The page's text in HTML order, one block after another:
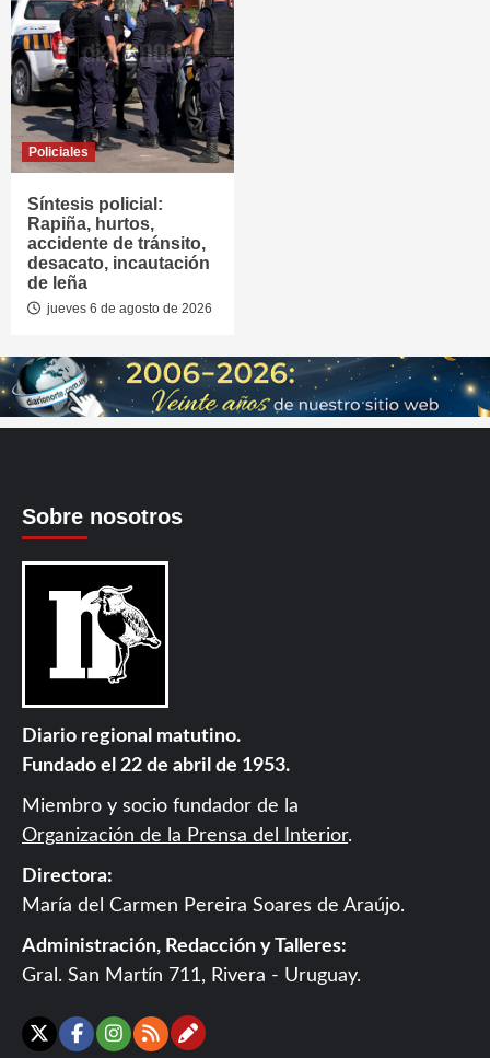
Policiales
Síntesis policial:
Rapiña, hurtos,
accidente de tránsito,
desacato, incautación
de leña
jueves 6 de agosto de 2026
Sobre nosotros
Diario regional matutino.
Fundado el 22 de abril de 1953.
Miembro y socio fundador de la
Organización de la Prensa del Interior.
Directora:
María del Carmen Pereira Soares de Araújo.
Administración, Redacción y Talleres:
Gral. San Martín 711, Rivera - Uruguay.
X Facebook
Instagram
RSSContáctanos